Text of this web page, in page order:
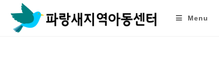
content
Menu